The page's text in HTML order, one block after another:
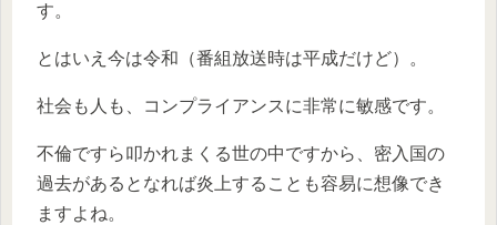
す。
とはいえ今は令和（番組放送時は平成だけど）。
社会も人も、コンプライアンスに非常に敏感です。
不倫ですら叩かれまくる世の中ですから、密入国の
過去があるとなれば炎上することも容易に想像でき
ますよね。